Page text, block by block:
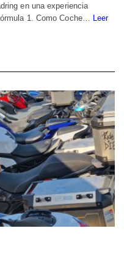
en una experiencia
1. Como Coche… Leer